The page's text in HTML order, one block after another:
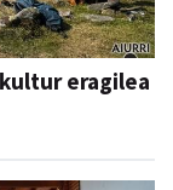
eragilea